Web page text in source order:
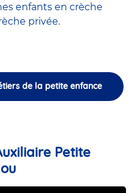
enfants en crèche
privée.
de la petite enfance
Petite